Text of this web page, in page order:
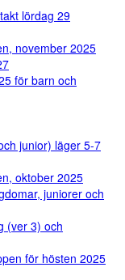
lördag 29
november 2025
för barn och
junior) läger 5-7
oktober 2025
juniorer och
(ver 3) och
för hösten 2025